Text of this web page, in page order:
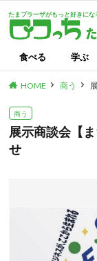
たまプラーザがもっと好きにな
食べる 学ぶ
HOME 商う
商う
展示商談会【
せ